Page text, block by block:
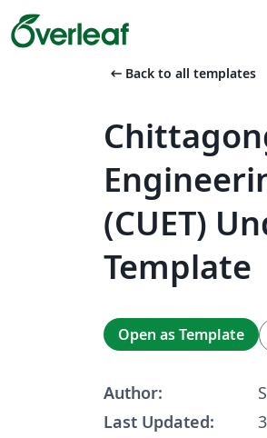
arrow_left_alt Back to all templates
(CUET)
Template
Open as Template
Author:
Last Updated: